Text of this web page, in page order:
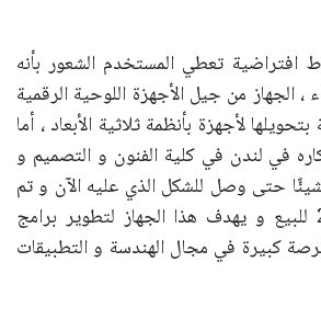
تعطي المستخدم الشعور بأنه
، الجهاز من جيل الأجهزة اللوحية الرقمية
لأجهزة بأنظمة ثلاثية الأبعاد ، أما
في لندن في كلية الفنون و التصميم و
حتى وصل للشكل الذي عليه الآن و تم
عرضة في عام 2014 للبيع و يهدف هذا الجهاز لتطوير برامج
كبيرة في مجال الهندسة و التطبيقات